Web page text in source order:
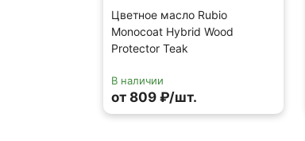
Цветное масло Rubio
Monocoat Hybrid Wood
Protector Teak
В наличии
от 809 ₽/шт.